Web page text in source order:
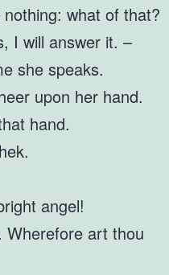
what of that?
I will answer it. –
she speaks.
upon her hand.
hand.
angel!
Wherefore art thou